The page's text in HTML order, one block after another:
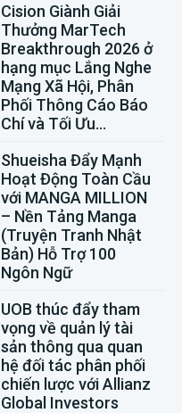
Cision Giành Giải
Thưởng MarTech
Breakthrough 2026 ở
hạng mục Lắng Nghe
Mạng Xã Hội, Phân
Phối Thông Cáo Báo
Chí và Tối Ưu...
Shueisha Đẩy Mạnh
Hoạt Động Toàn Cầu
với MANGA MILLION
– Nền Tảng Manga
(Truyện Tranh Nhật
Bản) Hỗ Trợ 100
Ngôn Ngữ
UOB thúc đẩy tham
vọng về quản lý tài
sản thông qua quan
hệ đối tác phân phối
chiến lược với Allianz
Global Investors